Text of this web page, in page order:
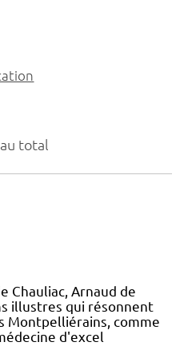
total
Chauliac, Arnaud de
illustres qui résonnent
Montpelliérains, comme
d'excel